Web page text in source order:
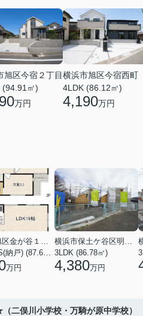
旭区今宿２丁目
(94.91㎡)
万円
横浜市旭区今宿西町
4LDK (86.12㎡)
4,190万円
万円
3LDK (86.78㎡)
4,380万円
二俣川小学校・万騎が原中学校）